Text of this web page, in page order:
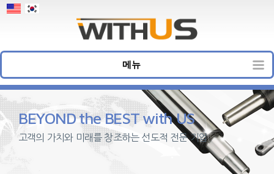
메뉴
BEYOND the BEST with US
고객의 가치와 미래를 창조하는 선도적 전문 기업